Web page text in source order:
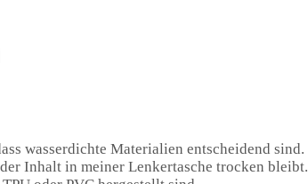
wasserdichte Materialien entscheidend sind.
Inhalt in meiner Lenkertasche trocken bleibt.